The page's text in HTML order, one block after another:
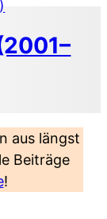
aus längst
Beiträge
!